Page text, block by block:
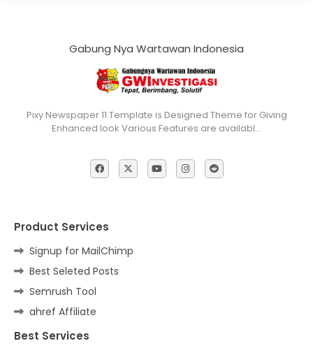
Gabung Nya Wartawan Indonesia
Pixy Newspaper 11 Template is Designed Theme for Giving
Enhanced look Various Features are availabl…
Product Services
Signup for MailChimp
Best Seleted Posts
Semrush Tool
ahref Affiliate
Best Services